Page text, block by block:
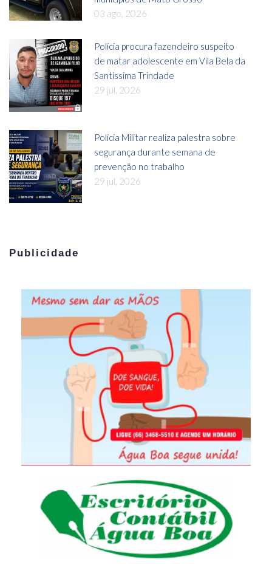
03 ago, 2026
Polícia procura fazendeiro suspeito
de matar adolescente em Vila Bela da
Santíssima Trindade
29 jul, 2026
Polícia Militar realiza palestra sobre
segurança durante semana de
prevenção no trabalho
29 jul, 2026
Publicidade